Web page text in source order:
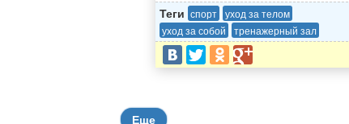
Теги спорт уход за телом
уход за собой
тренажерный зал
Еще